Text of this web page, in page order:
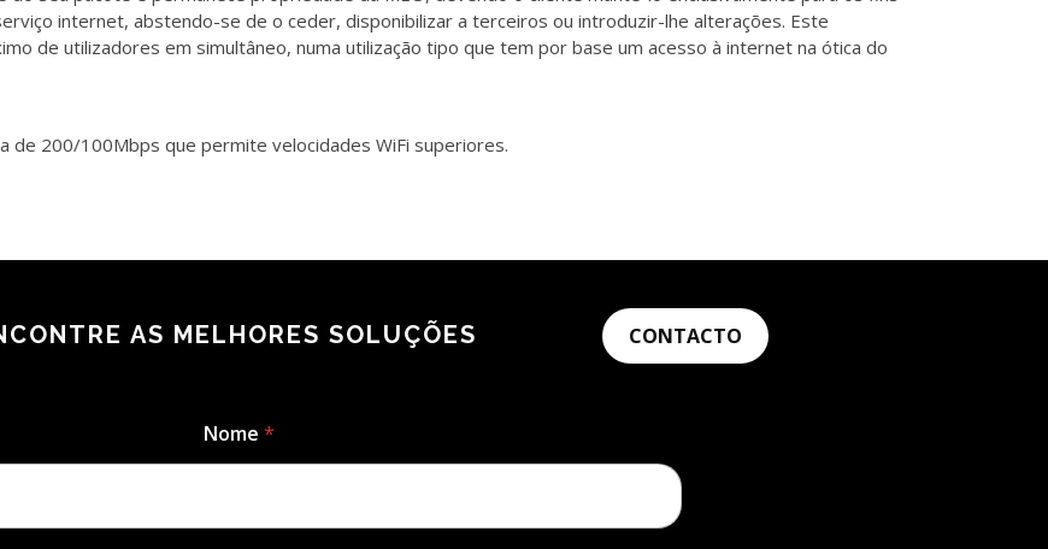
internet, abstendo-se de o ceder, disponibilizar a terceiros ou introduzir-lhe alterações. Este
de utilizadores em simultâneo, numa utilização tipo que tem por base um acesso à internet na ótica do
de 200/100Mbps que permite velocidades WiFi superiores.
AS MELHORES SOLUÇÕES CONTACTO
Nome *